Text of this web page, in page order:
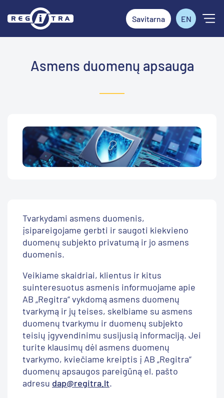
Savitarna EN
Asmens duomenų apsauga
Tvarkydami asmens duomenis,
įsipareigojame gerbti ir saugoti kiekvieno
duomenų subjekto privatumą ir jo asmens
duomenis.
Veikiame skaidriai, klientus ir kitus
suinteresuotus asmenis informuojame apie
AB „Regitra“ vykdomą asmens duomenų
tvarkymą ir jų teises, skelbiame su asmens
duomenų tvarkymu ir duomenų subjekto
teisių įgyvendinimu susijusią informaciją. Jei
turite klausimų dėl asmens duomenų
tvarkymo, kviečiame kreiptis į AB „Regitra“
duomenų apsaugos pareigūną el. pašto
adresu dap@regitra.lt.